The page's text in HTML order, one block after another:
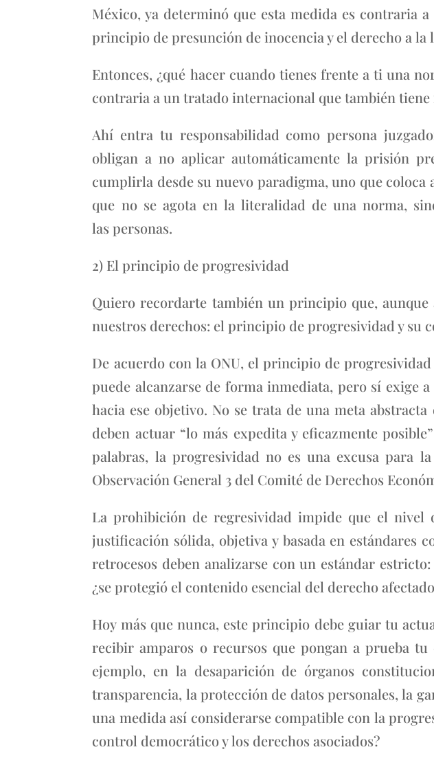
México, ya determinó que esta medida es contraria
principio de presunción de inocencia y el derecho a la
Entonces, ¿qué hacer cuando tienes frente a ti una
contraria a un tratado internacional que también
Ahí entra tu responsabilidad como persona
obligan a no aplicar automáticamente la prisión
cumplirla desde su nuevo paradigma, uno que
que no se agota en la literalidad de una norma,
las personas.
2) El principio de progresividad
Quiero recordarte también un principio que,
nuestros derechos: el principio de progresividad y su
De acuerdo con la ONU, el principio de
puede alcanzarse de forma inmediata, pero sí exige
hacia ese objetivo. No se trata de una meta
deben actuar “lo más expedita y eficazmente
palabras, la progresividad no es una excusa para
Observación General 3 del Comité de Derechos
La prohibición de regresividad impide que el nivel
justificación sólida, objetiva y basada en estándares
retrocesos deben analizarse con un estándar
¿se protegió el contenido esencial del derecho
Hoy más que nunca, este principio debe guiar tu
recibir amparos o recursos que pongan a prueba
ejemplo, en la desaparición de órganos
transparencia, la protección de datos personales, la
una medida así considerarse compatible con la
control democrático y los derechos asociados?